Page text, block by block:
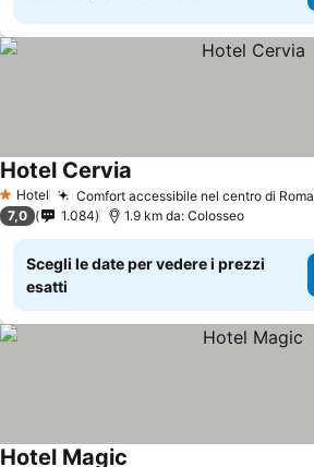
1 Stelle
Hotel Comfort accessibile nel centro di Roma
Hotel Cervia
7,0 1.084 1.9 km da: Colosseo
Scegli le date per vedere i prezzi
esatti
Hotel Magic